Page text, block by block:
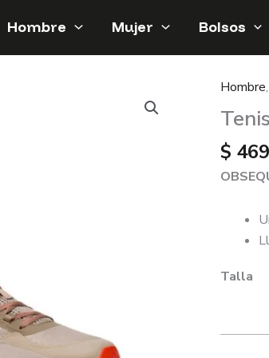
Hombre Mujer Bolsos
Hombre,
$
Talla
Tenis
Under
Charged
Bandit
cantidad